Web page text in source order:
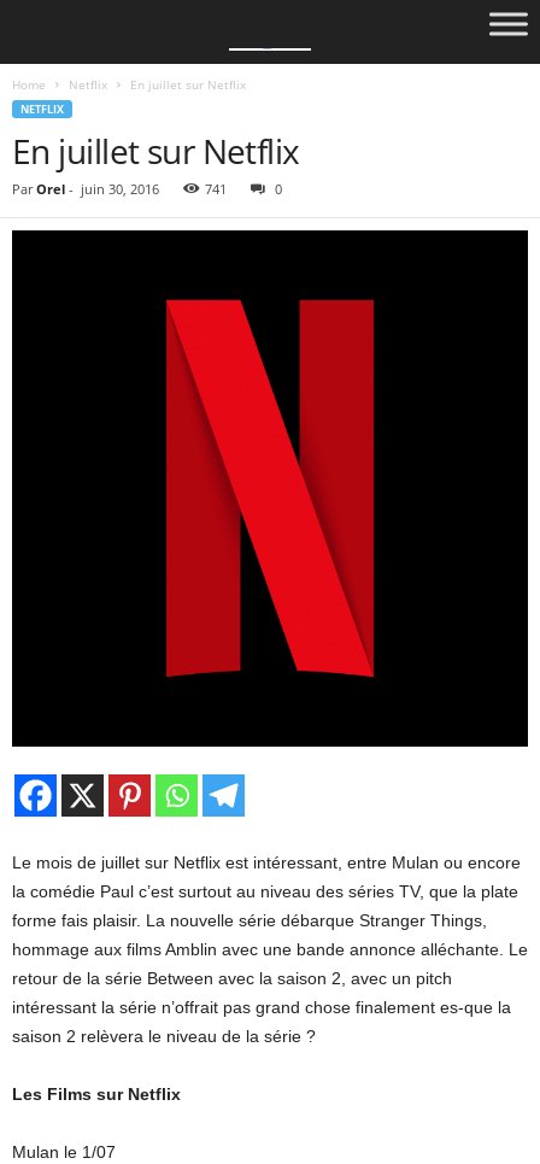
Home Netflix En juillet sur Netflix
NETFLIX
En juillet sur Netflix
Par Orel - juin 30, 2016 741 0
Le mois de juillet sur Netflix est intéressant, entre Mulan ou encore
la comédie Paul c’est surtout au niveau des séries TV, que la plate
forme fais plaisir. La nouvelle série débarque Stranger Things,
hommage aux films Amblin avec une bande annonce alléchante. Le
retour de la série Between avec la saison 2, avec un pitch
intéressant la série n’offrait pas grand chose finalement es-que la
saison 2 relèvera le niveau de la série ?
Les Films sur Netflix
Mulan le 1/07